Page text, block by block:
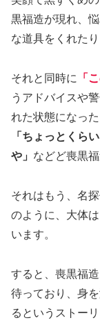
黒福造が現れ、
な道具をくれたり
それと同時に 「
うアドバイスや
れた状態になっ
「ちょっとくら
や」 などど喪黒
それはもう、名
のように、大体は
います。
すると、喪黒福
待っており、身
るというストーリ